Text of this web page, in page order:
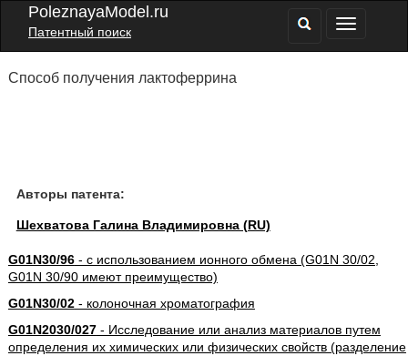
PoleznayaModel.ru
Патентный поиск
Способ получения лактоферрина
Авторы патента:
Шехватова Галина Владимировна (RU)
G01N30/96- с использованием ионного обмена (G01N 30/02,
G01N 30/90 имеют преимущество)
G01N30/02- колоночная хроматография
G01N2030/027- Исследование или анализ материалов путем
определения их химических или физических свойств (разделение